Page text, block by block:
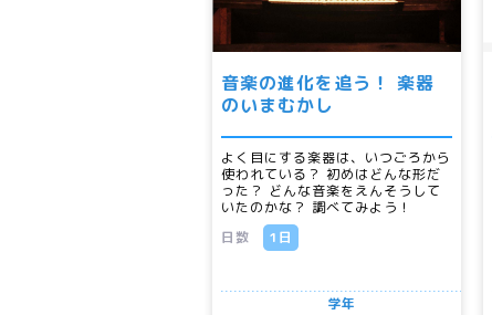
音楽の進化を追う！ 楽器
のいまむかし
よく目にする楽器は、いつごろから
使われている？ 初めはどんな形だ
った？ どんな音楽をえんそうして
いたのかな？ 調べてみよう！
日数
1日
学年